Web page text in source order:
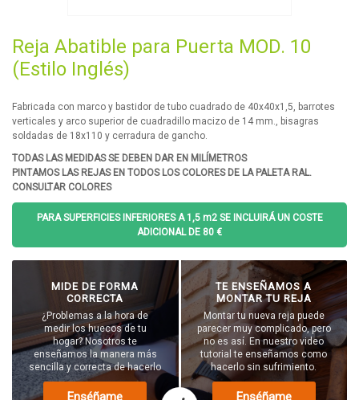
Reja Abatible para Puerta MOD. 10
(Estilo Inglés)
Fabricada con marco y bastidor de tubo cuadrado de 40x40x1,5, barrotes
verticales y arco superior de cuadradillo macizo de 14 mm., bisagras
soldadas de 18x110 y cerradura de gancho.
TODAS LAS MEDIDAS SE DEBEN DAR EN MILÍMETROS
PINTAMOS LAS REJAS EN TODOS LOS COLORES DE LA PALETA RAL.
CONSULTAR COLORES
PARA SUPERFICIES INFERIORES A 1,5 m2 SE INCLUIRÁ UN COSTE
ADICIONAL DE 80 €
MIDE DE FORMA
CORRECTA
¿Problemas a la hora de
medir los huecos de tu
hogar? Nosotros te
enseñamos la manera más
sencilla y correcta de hacerlo
Enséñame
TE ENSEÑAMOS A
MONTAR TU REJA
Montar tu nueva reja puede
parecer muy complicado, pero
no es así. En nuestro video
tutorial te enseñamos como
hacerlo sin sufrimiento.
Enséñame